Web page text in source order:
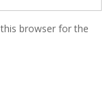
browser for the